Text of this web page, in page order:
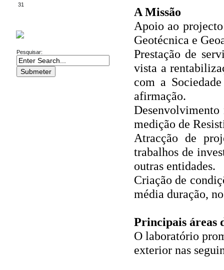
31
Pesquisar:
A Missão
Apoio ao
Geotécnica e
Prestação de
vista a
com a
afirmação.
medição de
Atracção de
trabalhos de
outras entidades.
Criação de
média duração,
Principais áreas
O laboratório
exterior nas